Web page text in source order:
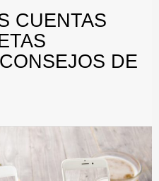
CUENTAS
DE